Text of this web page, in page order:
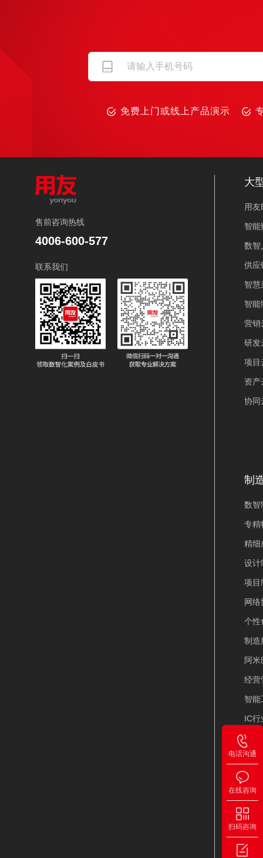
免费上门或线上产品演示
售前咨询热线
4006-600-577
联系我们
大
用友
智能
数智
供应
智慧
智能
营销
研发
项目
资产
协同
制
数智
专精
精细
设计
项目
网
个性
制造
阿
经营
智能
IC行
IPO
PLM
其
薪福
电话沟通
在线咨询
扫码咨询